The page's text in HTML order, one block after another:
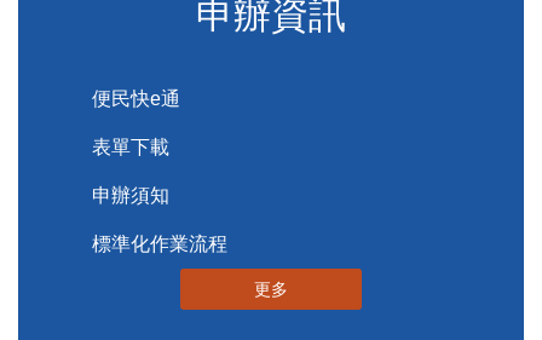
申辦資訊